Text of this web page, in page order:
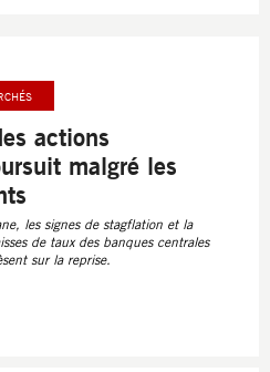
actions
malgré les
les signes de stagflation et la
de taux des banques centrales
sur la reprise.